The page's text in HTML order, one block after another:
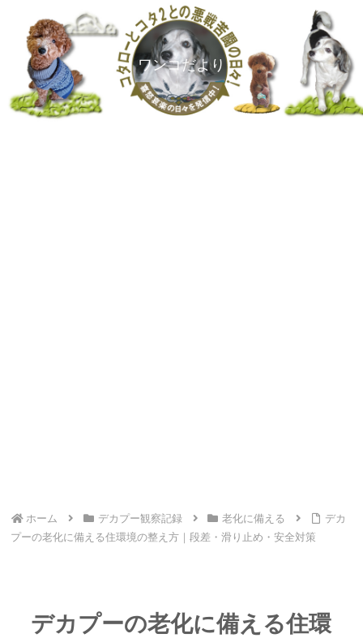
ワンコだより
ホーム デカプー観察記録 老化に備える
デカ
プーの老化に備える住環境の整え方｜段差・滑り止め・安全対策
デカプーの老化に備える住環